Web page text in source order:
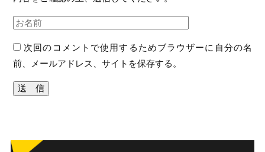
次回のコメントで使用するためブラウザーに自分の名
前、メールアドレス、サイトを保存する。